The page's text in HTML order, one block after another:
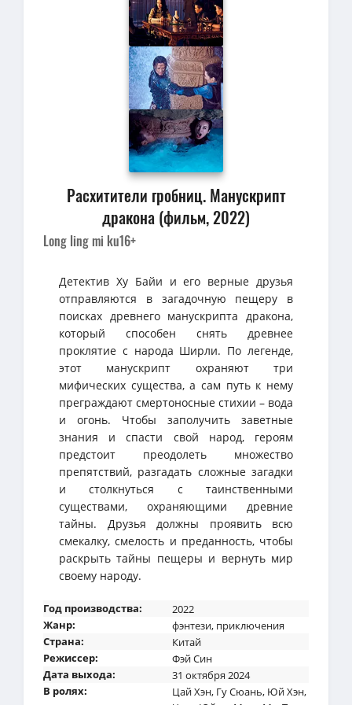
Расхитители гробниц. Манускрипт
дракона (фильм, 2022)
Long ling mi ku16+
Детектив Ху Байи и его верные друзья
отправляются в загадочную пещеру в
поисках древнего манускрипта дракона,
который способен снять древнее
проклятие с народа Ширли. По легенде,
этот манускрипт охраняют три
мифических существа, а сам путь к нему
преграждают смертоносные стихии – вода
и огонь. Чтобы заполучить заветные
знания и спасти свой народ, героям
предстоит преодолеть множество
препятствий, разгадать сложные загадки
и столкнуться с таинственными
существами, охраняющими древние
тайны. Друзья должны проявить всю
смекалку, смелость и преданность, чтобы
раскрыть тайны пещеры и вернуть мир
своему народу.
Год производства:
2022
Жанр:
фэнтези, приключения
Страна:
Китай
Режиссер:
Фэй Син
Дата выхода:
31 октября 2024
В ролях:
Цай Хэн, Гу Сюань, Юй Хэн,